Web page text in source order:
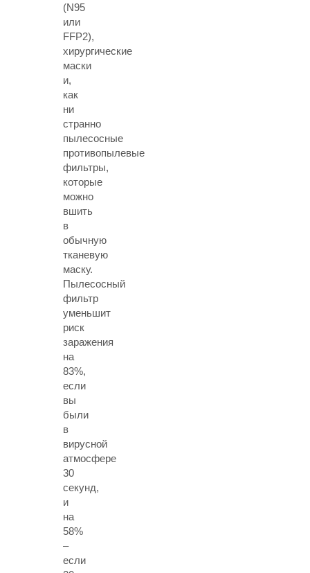
(N95
или
FFP2),
хирургические
маски
и,
как
ни
странно
пылесосные
противопылевые
фильтры,
которые
можно
вшить
в
обычную
тканевую
маску.
Пылесосный
фильтр
уменьшит
риск
заражения
на
83%,
если
вы
были
в
вирусной
атмосфере
30
секунд,
и
на
58%
–
если